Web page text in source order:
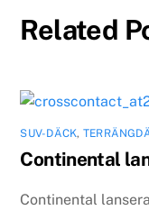
Related
SUV-DÄCK,
Continental
Continental